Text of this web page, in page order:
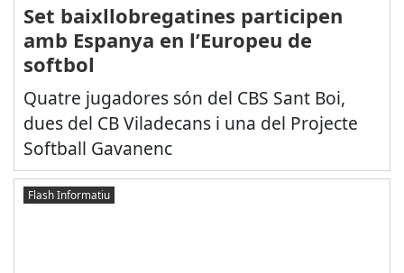
Set baixllobregatines participen
amb Espanya en l’Europeu de
softbol
Quatre jugadores són del CBS Sant Boi,
dues del CB Viladecans i una del Projecte
Softball Gavanenc
Flash Informatiu